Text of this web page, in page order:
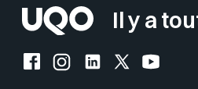
Il y a
Facebook de l'UQO
Instagram de l'UQO
LinkedIn de l'UQO
X (Twitter)